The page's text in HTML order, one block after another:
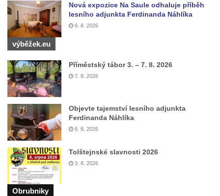
Socha svatého Dominika na nádvoří
kláštera dominikánů v Českých
Budějovicích
Sousoší Kalvárie před klášterem
dominikánů u Piaristického náměstí v
Českých Budějovicích
Socha svatého Václava u pramene v
Semilech
Pamětní deska Tomáše Garrigue Masaryka
na radnici v Českých Budějovicích
Pamětní deska na biskupské rezidenci v
Českých Budějovicích
Pamětní deska Josefa Hloucha na
biskupské rezidenci v Českých
Nová expozice Na Saule odhaluje příběh
lesního adjunkta Ferdinanda Náhlíka
6. 8. 2026
výběžek.eu
Příměstský tábor 3. – 7. 8. 2026
7. 8. 2026
Objevte tajemství lesního adjunkta
Ferdinanda Náhlíka
6. 8. 2026
Tolštejnské slavnosti 2026
3. 8. 2026
Obrubniky